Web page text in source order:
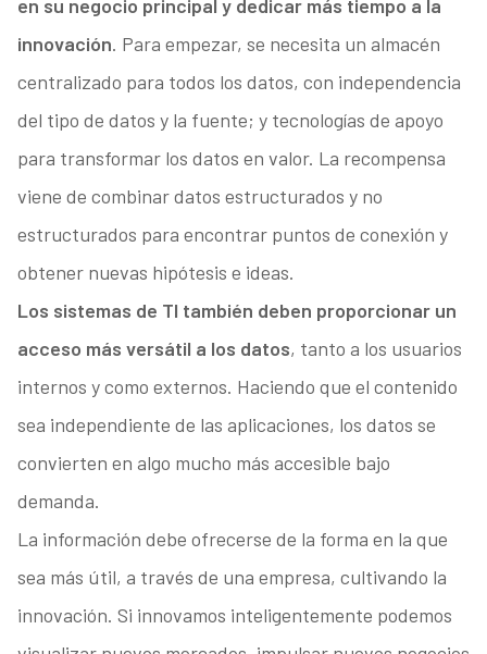
en su negocio principal y dedicar más tiempo a la
innovación. Para empezar, se necesita un almacén
centralizado para todos los datos, con independencia
del tipo de datos y la fuente; y tecnologías de apoyo
para transformar los datos en valor. La recompensa
viene de combinar datos estructurados y no
estructurados para encontrar puntos de conexión y
obtener nuevas hipótesis e ideas.
Los sistemas de TI también deben proporcionar un
acceso más versátil a los datos, tanto a los usuarios
internos y como externos. Haciendo que el contenido
sea independiente de las aplicaciones, los datos se
convierten en algo mucho más accesible bajo
demanda.
La información debe ofrecerse de la forma en la que
sea más útil, a través de una empresa, cultivando la
innovación. Si innovamos inteligentemente podemos